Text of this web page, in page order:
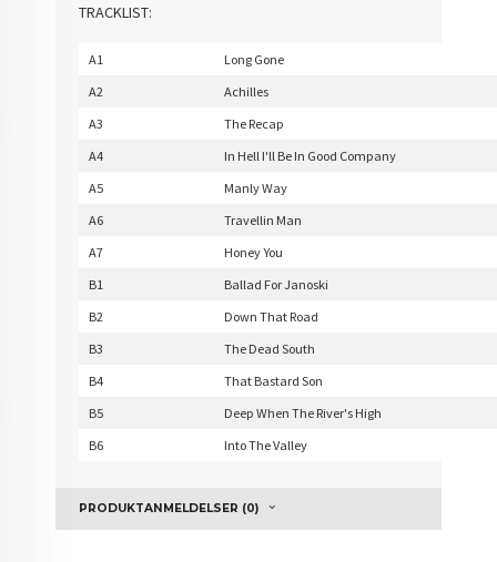
TRACKLIST:
A1
Long Gone
A2
Achilles
A3
The Recap
A4
In Hell I'll Be In Good Company
A5
Manly Way
A6
Travellin Man
A7
Honey You
B1
Ballad For Janoski
B2
Down That Road
B3
The Dead South
B4
That Bastard Son
B5
Deep When The River's High
B6
Into The Valley
PRODUKTANMELDELSER (0)